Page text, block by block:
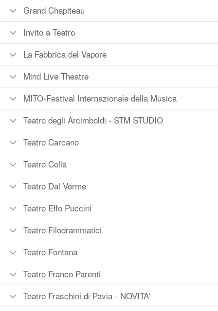
Grand Chapiteau
Invito a Teatro
La Fabbrica del Vapore
Mind Live Theatre
MITO-Festival Internazionale della Musica
Teatro degli Arcimboldi - STM STUDIO
Teatro Carcano
Teatro Colla
Teatro Dal Verme
Teatro Elfo Puccini
Teatro Filodrammatici
Teatro Fontana
Teatro Franco Parenti
Teatro Fraschini di Pavia - NOVITA'